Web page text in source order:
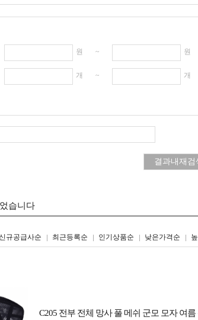
원 ~ 원
개 ~ 개
습니다
규공급사순 최근등록순 인기상품순 낮은가격순
리스트형갤러리형
C205 전부 전체 망사 풀 메쉬 군모 모자 여